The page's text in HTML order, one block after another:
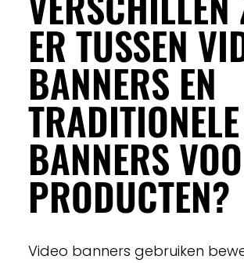
ER TUSSEN
BANNERS EN
TRADITIONELE
BANNERS
PRODUCTEN?
Video banners gebruiken